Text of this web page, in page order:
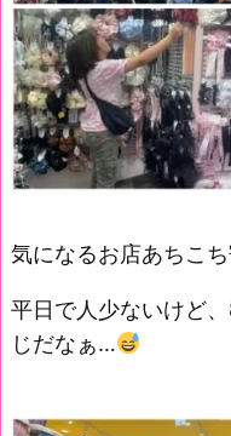
気になるお店あちこち
平日で人少ないけど
じだなぁ…